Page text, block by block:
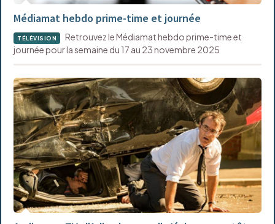
Médiamat hebdo prime-time et journée
TÉLÉVISION
Retrouvez le Médiamat hebdo prime-time et
journée pour la semaine du 17 au 23 novembre 2025